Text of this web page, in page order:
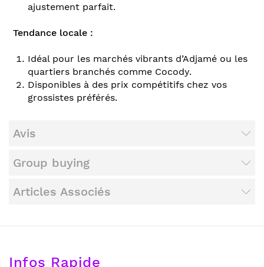
ajustement parfait.
Tendance locale :
Idéal pour les marchés vibrants d’Adjamé ou les
quartiers branchés comme Cocody.
Disponibles à des prix compétitifs chez vos
grossistes préférés.
Avis
Group buying
Articles Associés
Infos Rapide